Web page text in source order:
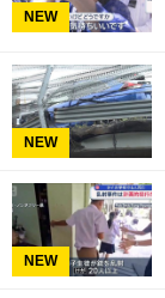
NEW
NEW
NEW